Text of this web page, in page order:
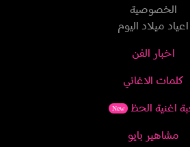
الخصوصية
اعياد ميلاد اليوم
اخبار الفن
كلمات الاغاني
اغنية الحظ New
مشاهير بايو